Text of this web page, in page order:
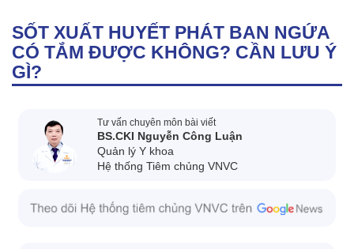
SỐT XUẤT HUYẾT PHÁT BAN NGỨA
CÓ TẮM ĐƯỢC KHÔNG? CẦN LƯU Ý
GÌ?
Tư vấn chuyên môn bài viết
BS.CKI Nguyễn Công Luận
Quản lý Y khoa
Hệ thống Tiêm chủng VNVC